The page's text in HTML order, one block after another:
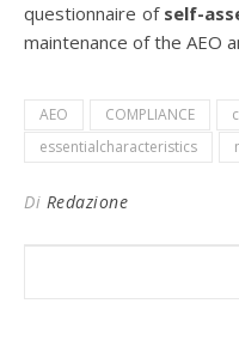
questionnaire of self-
maintenance of the AEO
AEO COMPLIANCE
essentialcharacteristics
Di Redazione